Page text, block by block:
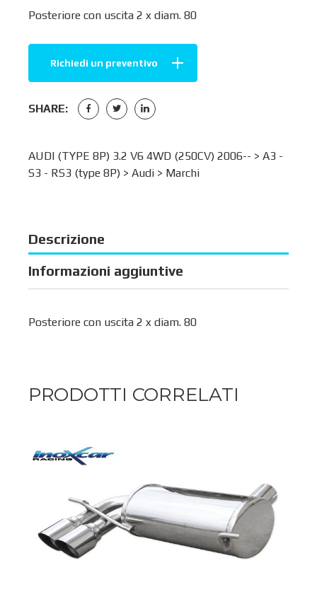
Posteriore con uscita 2 x diam. 80
Richiedi un preventivo
SHARE:
AUDI (TYPE 8P) 3.2 V6 4WD (250CV) 2006-- > A3 -
S3 - RS3 (type 8P) > Audi > Marchi
Descrizione
Informazioni aggiuntive
Posteriore con uscita 2 x diam. 80
PRODOTTI CORRELATI